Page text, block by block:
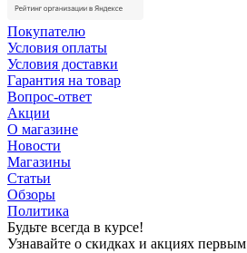
Покупателю
Условия оплаты
Условия доставки
Гарантия на товар
Вопрос-ответ
Акции
О магазине
Новости
Магазины
Статьи
Обзоры
Политика
Будьте всегда в курсе!
Узнавайте о скидках и акциях первым